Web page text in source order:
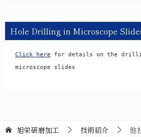
Hole Drilling in Microscope
Click here for details on the
microscope slides
旭栄研磨加工 技術紹介 他